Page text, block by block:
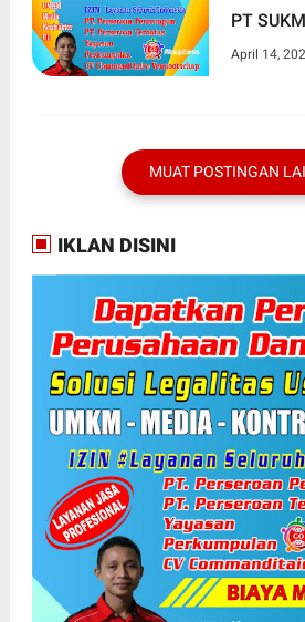
PT
April 14,
MUAT POSTINGAN
IKLAN DISINI